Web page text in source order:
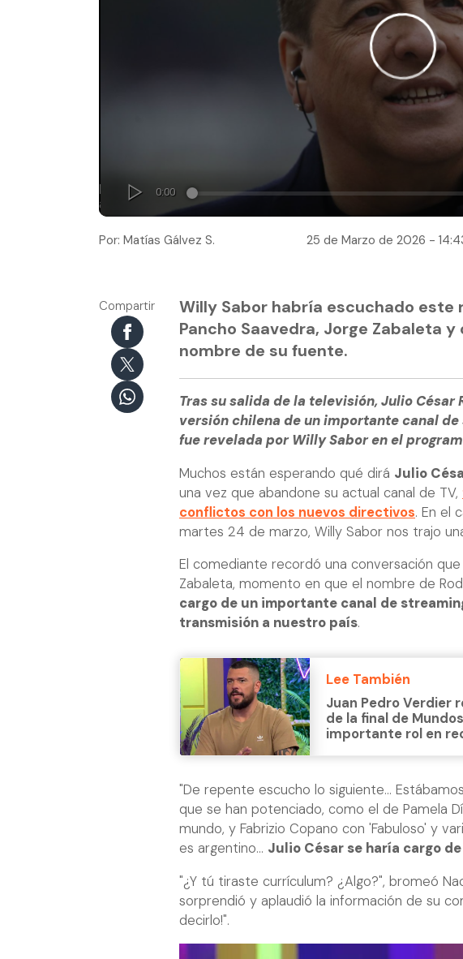
Por: Matías Gálvez S. 25 de Marzo de 2026 -
Compartir
Willy Sabor habría escuchado este
Pancho Saavedra, Jorge Zabaleta
nombre de su fuente.
Tras su salida de la televisión, Julio César
versión chilena de un importante canal
fue revelada por Willy Sabor en el
Muchos están esperando qué dirá Julio
una vez que abandone su actual canal de TV,
conflictos con los nuevos directivos. En el
martes 24 de marzo, Willy Sabor nos trajo
El comediante recordó una conversación
Zabaleta, momento en que el nombre de
cargo de un importante canal de
transmisión a nuestro país.
Lee También
Juan Pedro Verdier
de la final de
importante rol en
"De repente escucho lo siguiente...
que se han potenciado, como el de Pamela
mundo, y Fabrizio Copano con 'Fabuloso' y
es argentino... Julio César se haría cargo de
"¿Y tú tiraste currículum? ¿Algo?", bromeó
sorprendió y aplaudió la información de su
decirlo!".